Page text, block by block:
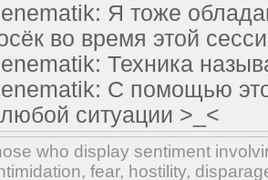
Я тоже
во время этой
Техника
С помощью
ситуации >_<
who display sentiment
fear, hostility,